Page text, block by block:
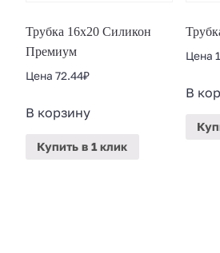
Трубка 16х20 Силикон
Премиум
Цена 72.44₽
В корзину
Купить в 1 клик
Цена
В